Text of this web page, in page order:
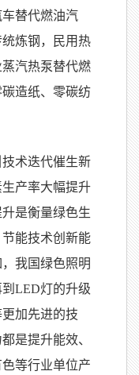
替代燃油汽
炼钢，民用热
汽热泵替代燃
造纸、零碳纺
术迭代催生新
产率大幅提升
是衡量绿色生
能技术创新能
我国绿色照明
LED灯的升级
加先进的技
是提升能效、
等行业单位产